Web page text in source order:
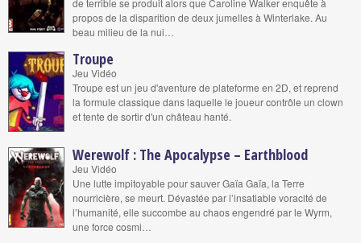
de terrible se produit alors que Caroline Walker enquête à
propos de la disparition de deux jumelles à Winterlake. Au
beau milieu de la nui…
Troupe
Jeu Vidéo
Troupe est un jeu d'aventure de plateforme en 2D, et reprend
la formule classique dans laquelle le joueur contrôle un clown
et tente de sortir d'un château hanté.
Werewolf : The Apocalypse – Earthblood
Jeu Vidéo
Une lutte impitoyable pour sauver Gaïa Gaïa, la Terre
nourricière, se meurt. Dévastée par l’insatiable voracité de
l’humanité, elle succombe au chaos engendré par le Wyrm,
une force cosmi…